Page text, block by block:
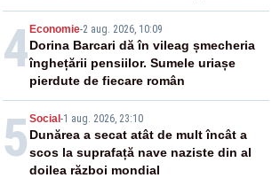
apa fluviului - IMAGINI AERIENE
4Economie-2 aug. 2026, 10:09
Dorina Barcari dă în vileag șmecheria
înghețării pensiilor. Sumele uriașe
pierdute de fiecare român
5 Social-1 aug. 2026, 23:10
Dunărea a secat atât de mult încât a
scos la suprafață nave naziste din al
doilea război mondial